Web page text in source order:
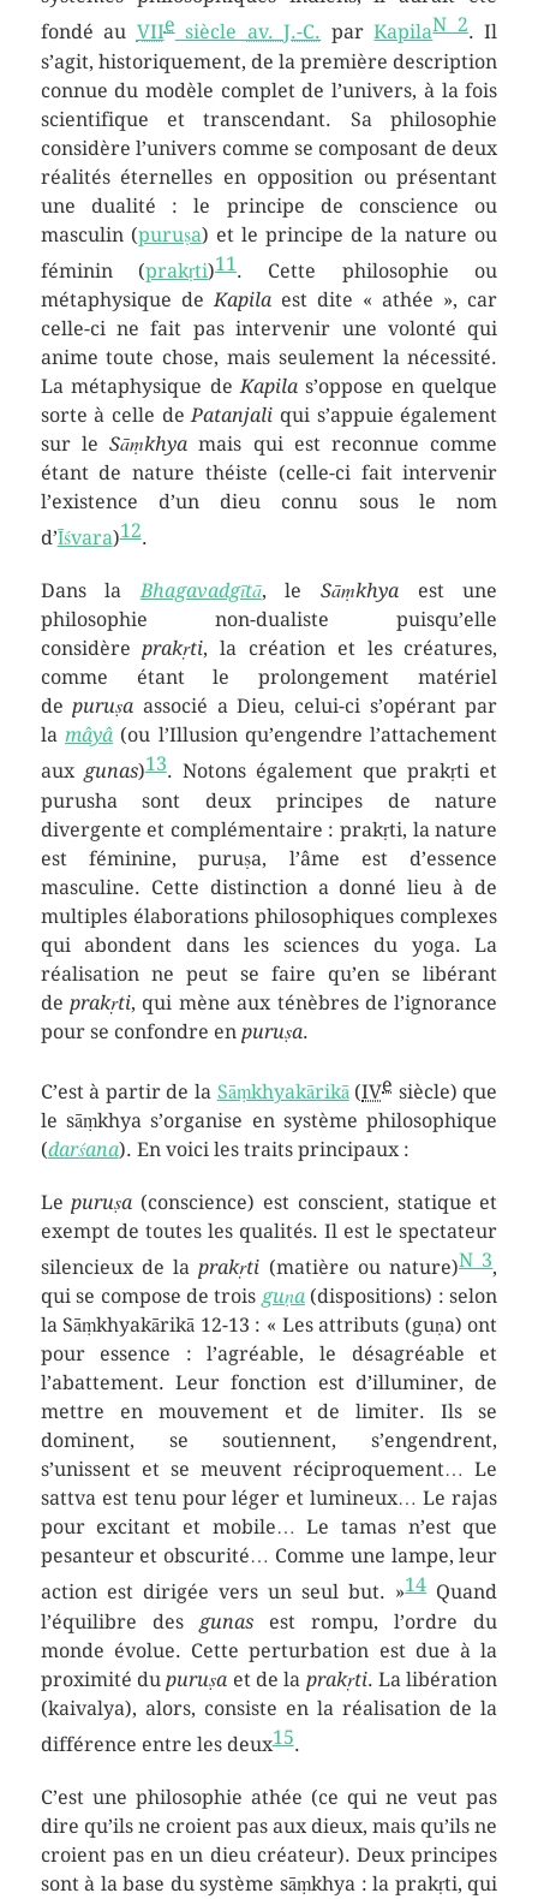
fondé au VIIesiècle av. J.-C. parKapilaN 2. Il
s’agit, historiquement, de la première description
connue du modèle complet de l’univers, à la fois
scientifique et transcendant. Sa philosophie
considère l’univers comme se composant de deux
réalités éternelles en opposition ou présentant
une dualité : le principe de conscience ou
masculin (puruṣa) et le principe de la nature ou
féminin (prakṛti)11 . Cette philosophie ou
métaphysique deKapilaest dite « athée », car
celle-ci ne fait pas intervenir une volonté qui
anime toute chose, mais seulement la nécessité.
La métaphysique deKapila s’oppose en quelque
sorte à celle dePatanjali qui s’appuie également
sur leSāṃkhya mais qui est reconnue comme
étant de nature théiste (celle-ci fait intervenir
l’existence d’un dieu connu sous le nom
d’Īśvara)12.
Dans laBhagavadgītā, leSāṃkhya est une
philosophie non-dualiste puisqu’elle
considèreprakṛti, la création et les créatures,
comme étant le prolongement matériel
depuruṣa associé a Dieu, celui-ci s’opérant par
la mâyâ(ou l’Illusion qu’engendre l’attachement
aux gunas)13. Notons également que prakṛti et
purusha sont deux principes de nature
divergente et complémentaire : prakṛti, la nature
est féminine, puruṣa, l’âme est d’essence
masculine. Cette distinction a donné lieu à de
multiples élaborations philosophiques complexes
qui abondent dans les sciences du yoga. La
réalisation ne peut se faire qu’en se libérant
de prakṛti, qui mène aux ténèbres de l’ignorance
pour se confondre en puruṣa.
C’est à partir de la Sāṃkhyakārikā(IVe siècle) que
le sāṃkhya s’organise en système philosophique
(darśana). En voici les traits principaux :
Lepuruṣa (conscience) est conscient, statique et
exempt de toutes les qualités. Il est le spectateur
silencieux de laprakṛti (matière ou nature)N 3,
qui se compose de trois guṇa(dispositions) : selon
la Sāṃkhyakārikā 12-13 : « Les attributs (guṇa) ont
pour essence : l’agréable, le désagréable et
l’abattement. Leur fonction est d’illuminer, de
mettre en mouvement et de limiter. Ils se
dominent, se soutiennent, s’engendrent,
s’unissent et se meuvent réciproquement… Le
sattva est tenu pour léger et lumineux… Le rajas
pour excitant et mobile… Le tamas n’est que
pesanteur et obscurité… Comme une lampe, leur
action est dirigée vers un seul but. »14Quand
l’équilibre des gunasest rompu, l’ordre du
monde évolue. Cette perturbation est due à la
proximité du puruṣa et de la prakṛti. La libération
(kaivalya), alors, consiste en la réalisation de la
différence entre les deux15.
C’est une philosophie athée (ce qui ne veut pas
dire qu’ils ne croient pas aux dieux, mais qu’ils ne
croient pas en un dieu créateur). Deux principes
sont à la base du système sāṃkhya : la prakṛti, qui